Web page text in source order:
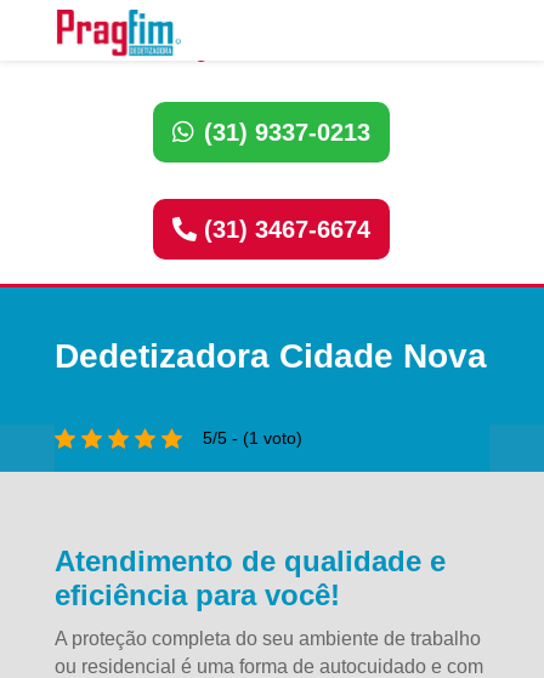
Ligue Dedetizadora:
(31) 9337-0213
(31) 3467-6674
Dedetizadora Cidade Nova
5/5 - (1 voto)
Atendimento de qualidade e
eficiência para você!
A proteção completa do seu ambiente de trabalho
ou residencial é uma forma de autocuidado e com